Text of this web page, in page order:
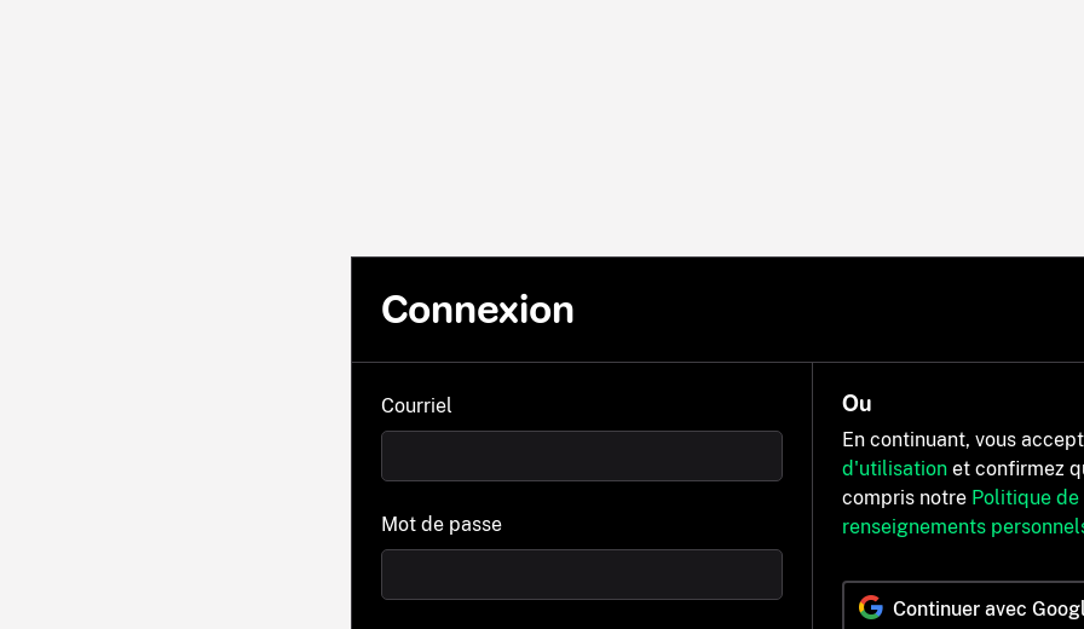
Connexion
Courriel
Mot de passe
Ou
En continuant, vous
d'utilisation et confirmez
compris notre Politique
renseignements
Continuer avec